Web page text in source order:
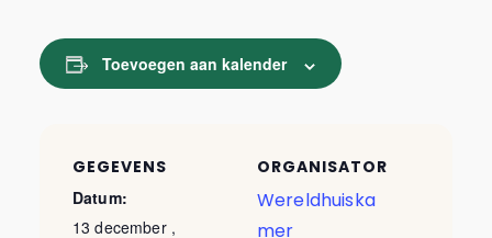
Toevoegen aan kalender
GEGEVENS
Datum:
13 december ,
ORGANISATOR
Wereldhuiska
mer